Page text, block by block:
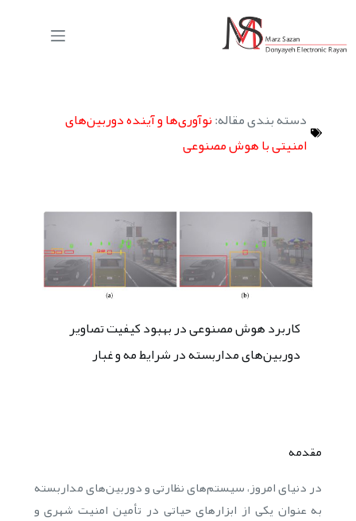
دسته بندی مقاله:نوآوری‌ها و آینده دوربین‌های
امنیتی با هوش مصنوعی
کاربرد هوش مصنوعی در بهبود کیفیت تصاویر
دوربین‌های مداربسته در شرایط مه و غبار
مقدمه
در دنیای امروز، سیستم‌های نظارتی و دوربین‌های مداربسته
به عنوان یکی از ابزارهای حیاتی در تأمین امنیت شهری و